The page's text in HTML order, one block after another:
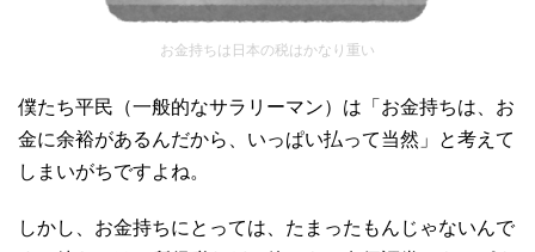
お金持ちは日本の税はかなり重い
僕たち平民（一般的なサラリーマン）は「お金持ちは、お
金に余裕があるんだから、いっぱい払って当然」と考えて
しまいがちですよね。
しかし、お金持ちにとっては、たまったもんじゃないんで